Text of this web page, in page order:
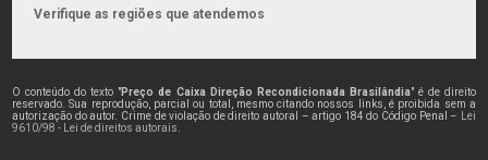
Verifique as regiões que atendemos
O conteúdo do texto "Preço de Caixa Direção Recondicionada Brasilândia" é de direito
reservado. Sua reprodução, parcial ou total, mesmo citando nossos links, é proibida sem a
autorização do autor. Crime de violação de direito autoral – artigo 184 do Código Penal –
Lei
9610/98 - Lei de direitos autorais